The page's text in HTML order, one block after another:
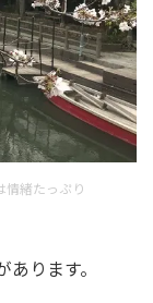
情緒たっぷり
ります。